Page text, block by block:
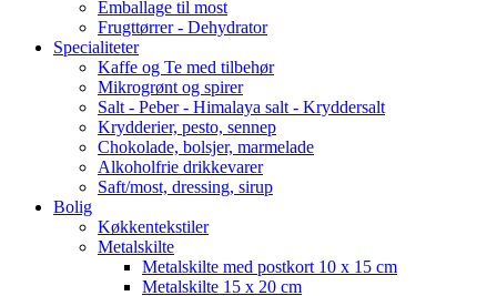
Emballage til most
Frugttørrer - Dehydrator
Specialiteter
Kaffe og Te med tilbehør
Mikrogrønt og spirer
Salt - Peber - Himalaya salt - Kryddersalt
Krydderier, pesto, sennep
Chokolade, bolsjer, marmelade
Alkoholfrie drikkevarer
Saft/most, dressing, sirup
Bolig
Køkkentekstiler
Metalskilte
Metalskilte med postkort 10 x 15 cm
Metalskilte 15 x 20 cm